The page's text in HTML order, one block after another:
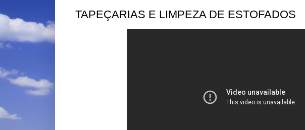
TAPEÇARIAS E LIMPEZA DE ESTOFADOS